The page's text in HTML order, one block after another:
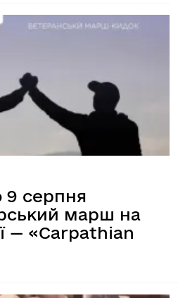
9 серпня
марш на
— «Carpathian